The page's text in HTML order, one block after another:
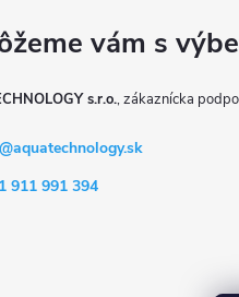
s.r.o.
@aquatechnology.sk
911 991 394